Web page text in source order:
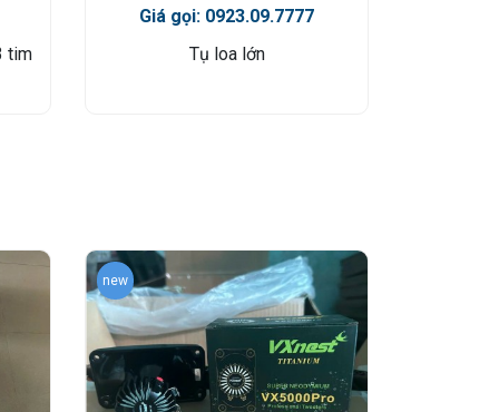
tim
Giá gọi: 0923.09.7777
Tụ loa lớn
new